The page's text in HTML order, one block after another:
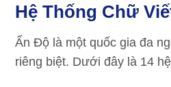
Hệ Thống Chữ
Ấn Độ là một quốc gia đa
riêng biệt. Dưới đây là 14